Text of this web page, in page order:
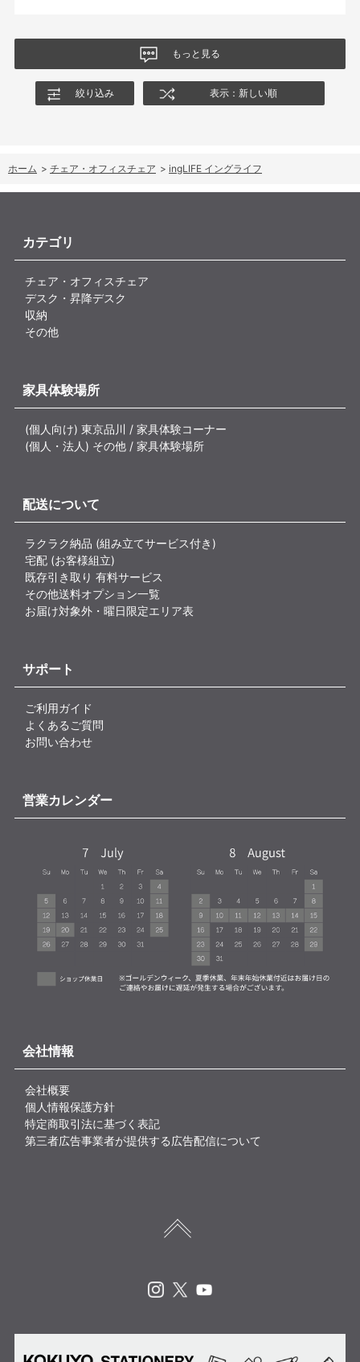
もっと見る
絞り込み 表示：新しい順
ホーム > チェア・オフィスチェア > ingLIFE イングライフ
カテゴリ
チェア・オフィスチェア
デスク・昇降デスク
収納
その他
家具体験場所
(個人向け) 東京品川 / 家具体験コーナー
(個人・法人) その他 / 家具体験場所
配送について
ラクラク納品 (組み立てサービス付き)
宅配 (お客様組立)
既存引き取り 有料サービス
その他送料オプション一覧
お届け対象外・曜日限定エリア表
サポート
ご利用ガイド
よくあるご質問
お問い合わせ
営業カレンダー
会社情報
会社概要
個人情報保護方針
特定商取引法に基づく表記
第三者広告事業者が提供する広告配信について